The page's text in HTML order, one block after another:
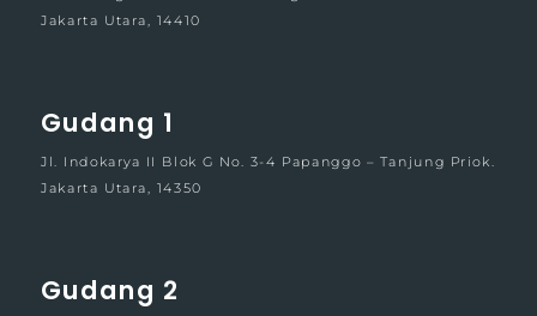
Jakarta Utara, 14410
Gudang 1
Jl. Indokarya II Blok G No. 3-4 Papanggo – Tanjung Priok.
Jakarta Utara, 14350
Gudang 2